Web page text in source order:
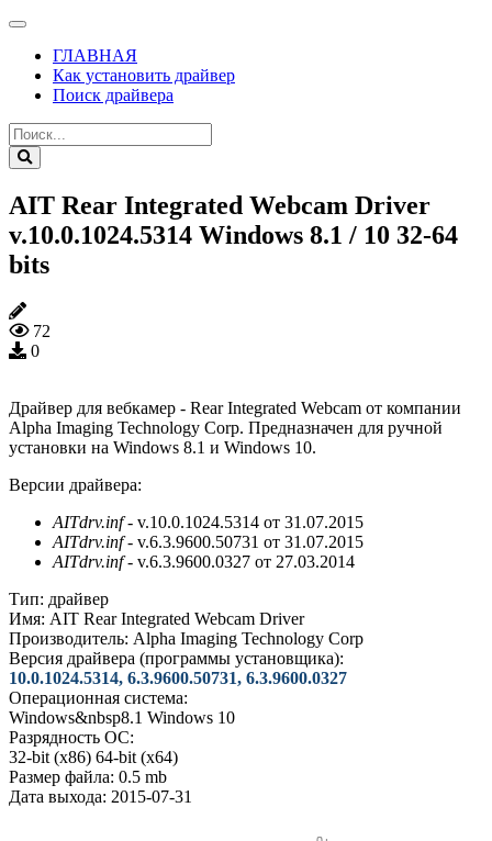
ГЛАВНАЯ
Как установить драйвер
Поиск драйвера
AIT Rear Integrated Webcam Driver
v.10.0.1024.5314 Windows 8.1 / 10 32-64
bits
72
0
Драйвер для вебкамер - Rear Integrated Webcam от компании
Alpha Imaging Technology Corp. Предназначен для ручной
установки на Windows 8.1 и Windows 10.
Версии драйвера:
AITdrv.inf- v.10.0.1024.5314 от 31.07.2015
AITdrv.inf- v.6.3.9600.50731 от 31.07.2015
AITdrv.inf- v.6.3.9600.0327 от 27.03.2014
Тип: драйвер
Имя: AIT Rear Integrated Webcam Driver
Производитель: Alpha Imaging Technology Corp
Версия драйвера (программы установщика):
10.0.1024.5314, 6.3.9600.50731, 6.3.9600.0327
Операционная система:
Windows&nbsp8.1 Windows 10
Разрядность ОС:
32-bit (x86) 64-bit (x64)
Размер файла: 0.5 mb
Дата выхода: 2015-07-31